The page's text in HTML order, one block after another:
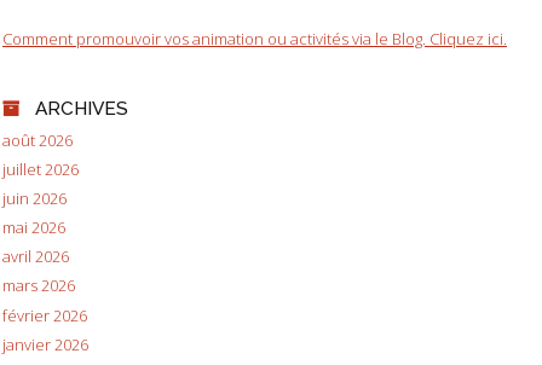
Comment promouvoir vos animation ou activités via le Blog. Cliquez ici.
ARCHIVES
août 2026
juillet 2026
juin 2026
mai 2026
avril 2026
mars 2026
février 2026
janvier 2026